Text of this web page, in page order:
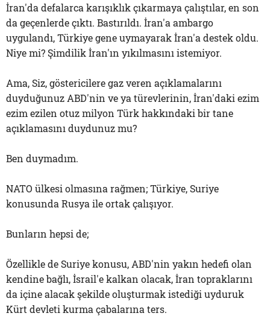
İran'da defalarca karışıklık çıkarmaya çalıştılar, en son
da geçenlerde çıktı. Bastırıldı. İran'a ambargo
uygulandı, Türkiye gene uymayarak İran'a destek oldu.
Niye mi? Şimdilik İran'ın yıkılmasını istemiyor.
Ama, Siz, göstericilere gaz veren açıklamalarını
duyduğunuz ABD'nin ve ya türevlerinin, İran'daki ezim
ezim ezilen otuz milyon Türk hakkındaki bir tane
açıklamasını duydunuz mu?
Ben duymadım.
NATO ülkesi olmasına rağmen; Türkiye, Suriye
konusunda Rusya ile ortak çalışıyor.
Bunların hepsi de;
Özellikle de Suriye konusu, ABD'nin yakın hedefi olan
kendine bağlı, İsrail'e kalkan olacak, İran topraklarını
da içine alacak şekilde oluşturmak istediği uyduruk
Kürt devleti kurma çabalarına ters.